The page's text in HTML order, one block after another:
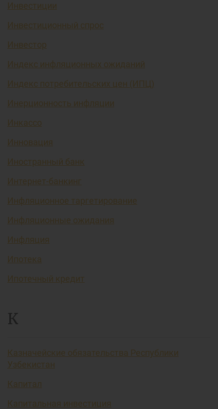
Инвестиции
Инвестиционный спрос
Инвестор
Индекс инфляционных ожиданий
Индекс потребительских цен (ИПЦ)
Инерционность инфляции
Инкассо
Инновация
Иностранный банк
Интернет-банкинг
Инфляционное таргетирование
Инфляционные ожидания
Инфляция
Ипотека
Ипотечный кредит
К
Казначейские обязательства Республики
Узбекистан
Капитал
Капитальная инвестиция